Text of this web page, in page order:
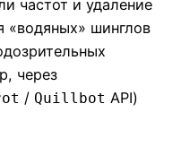
частот и удаление
«водяных» шинглов
через
/ Quillbot API)